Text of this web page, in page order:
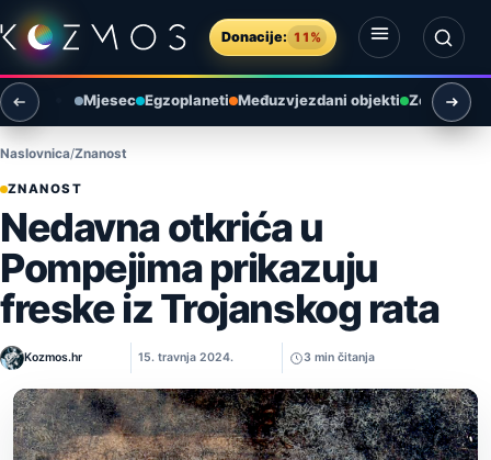
Preskoči na sadržaj
Donacije: 11%
Otvori izbornik
Otvori pretragu
Mjesec Egzoplaneti Međuzvjezdani objekti Zemlja i
Naslovnica Znanost
ZNANOST
Nedavna otkrića u
Pompejima prikazuju
freske iz Trojanskog rata
Kozmos.hr 15. travnja 2024. 3 min čitanja